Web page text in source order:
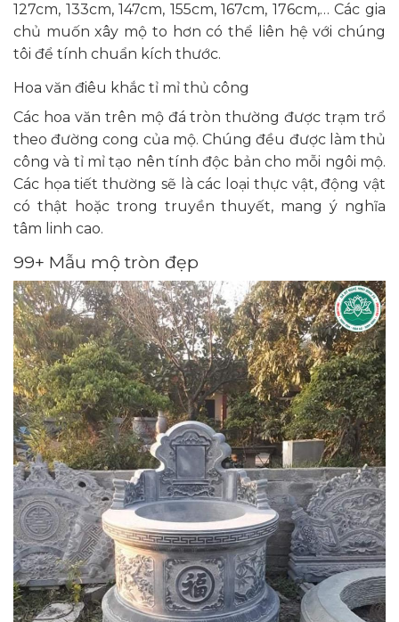
127cm, 133cm, 147cm, 155cm, 167cm, 176cm,… Các gia
chủ muốn xây mộ to hơn có thể liên hệ với chúng
tôi để tính chuẩn kích thước.
Hoa văn điêu khắc tỉ mỉ thủ công
Các hoa văn trên mộ đá tròn thường được trạm trổ
theo đường cong của mộ. Chúng đều được làm thủ
công và tỉ mỉ tạo nên tính độc bản cho mỗi ngôi mộ.
Các họa tiết thường sẽ là các loại thực vật, động vật
có thật hoặc trong truyền thuyết, mang ý nghĩa
tâm linh cao.
99+ Mẫu mộ tròn đẹp